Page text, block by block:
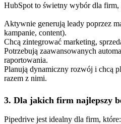
HubSpot to świetny wybór dla firm,
Aktywnie generują leady poprzez
kampanie, content).
Chcą zintegrować marketing,
Potrzebują zaawansowanych
raportowania.
Planują dynamiczny rozwój i chcą
razem z nimi.
3. Dla jakich firm najlepszy
Pipedrive jest idealny dla firm, które: